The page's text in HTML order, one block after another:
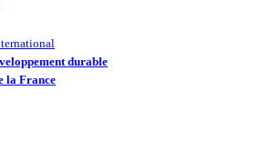
durable
la France